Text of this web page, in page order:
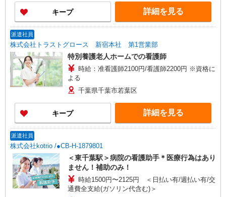
キープ 詳細を見る
派遣社員
株式会社トラストグロース 新宿本社 第1営業部
特別養護老人ホームでの看護師
時給：准看護師2100円/看護師2200円 ※資格に
よる
千葉県千葉市若葉区
キープ 詳細を見る
派遣社員
株式会社kotrio /●CB-H-1879801
＜東千葉駅＞病院の看護助手＊医療行為はあり
ません！補助のみ！
時給1500円〜2125円 ＜日払い有/週払い有/交
通費全支給(ガソリン代含む)＞